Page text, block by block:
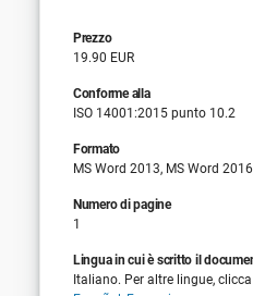
Prezzo
19.90 EUR
Conforme alla
ISO 14001:2015 punto 10.2
Formato
MS Word 2013, MS Word
Numero di pagine
1
Lingua in cui è scritto il
Italiano. Per altre lingue,